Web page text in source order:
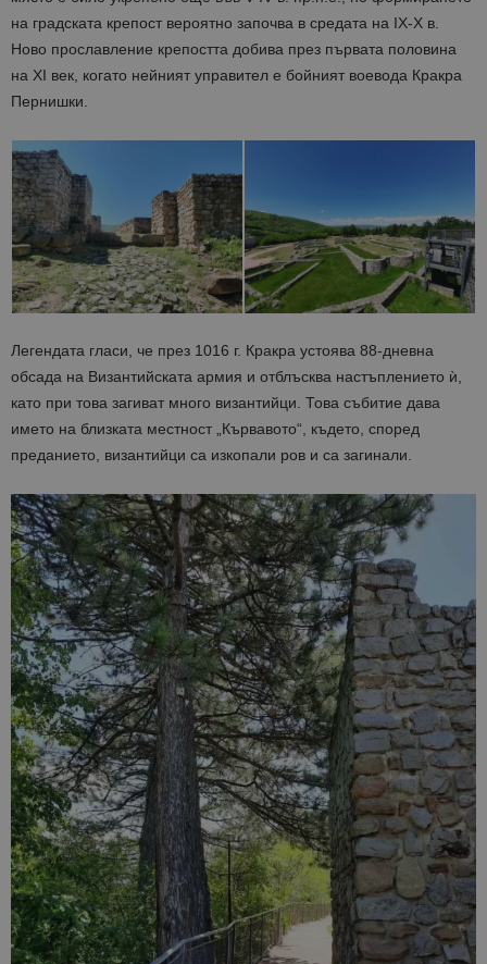
на градската крепост вероятно започва в средата на IX-X в.
Ново прославление крепостта добива през първата половина
на XI век, когато нейният управител е бойният воевода Кракра
Пернишки.
Легендата гласи, че през 1016 г. Кракра устоява 88-дневна
обсада на Византийската армия и отблъсква настъплението ѝ,
като при това загиват много византийци. Това събитие дава
името на близката местност „Кървавото“, където, според
преданието, византийци са изкопали ров и са загинали.
Google
Universal
е
по-често
бисквитка
чрез
генериран
номер
на
страница в
даден
използва
анализ на
сайтовете.